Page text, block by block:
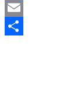
Twitter
Email